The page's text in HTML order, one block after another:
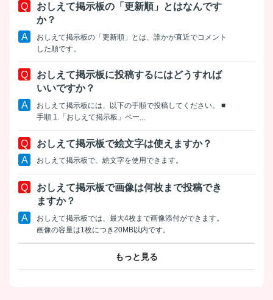
おしえて掲示板の「更新順」とはなんです
か？
おしえて掲示板の「更新順」とは、誰かが直近でコメント
した順です。
おしえて掲示板に投稿するにはどうすれば
いいですか？
おしえて掲示板には、以下の手順で投稿してください。 ■
手順 1.「おしえて掲示板」ペー...
おしえて掲示板で絵文字は使えますか？
おしえて掲示板で、絵文字を使用できます。
おしえて掲示板で画像は何枚まで投稿でき
ますか？
おしえて掲示板では、最大4枚まで画像添付ができます。
画像の容量は1枚につき20MB以内です。
もっと見る